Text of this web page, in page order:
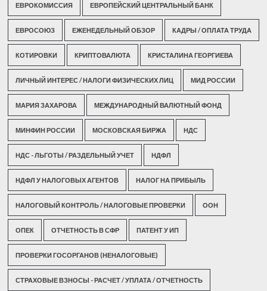
ЕВРОКОМИССИЯ ЕВРОПЕЙСКИЙ ЦЕНТРАЛЬНЫЙ БАНК
ЕВРОСОЮЗ ЕЖЕНЕДЕЛЬНЫЙ ОБЗОР КАДРЫ / ОПЛАТА ТРУДА
КОТИРОВКИ КРИПТОВАЛЮТА КРИСТАЛИНА ГЕОРГИЕВА
ЛИЧНЫЙ ИНТЕРЕС / НАЛОГИ ФИЗИЧЕСКИХ ЛИЦ МИД РОССИИ
МАРИЯ ЗАХАРОВА МЕЖДУНАРОДНЫЙ ВАЛЮТНЫЙ ФОНД
МИНФИН РОССИИ МОСКОВСКАЯ БИРЖА НДС
НДС - ЛЬГОТЫ / РАЗДЕЛЬНЫЙ УЧЕТ НДФЛ
НДФЛ У НАЛОГОВЫХ АГЕНТОВ НАЛОГ НА ПРИБЫЛЬ
НАЛОГОВЫЙ КОНТРОЛЬ / НАЛОГОВЫЕ ПРОВЕРКИ ООН
ОПЕК ОТЧЕТНОСТЬ В СФР ПАТЕНТ У ИП
ПРОВЕРКИ ГОСОРГАНОВ (НЕНАЛОГОВЫЕ)
СТРАХОВЫЕ ВЗНОСЫ - РАСЧЕТ / УПЛАТА / ОТЧЕТНОСТЬ